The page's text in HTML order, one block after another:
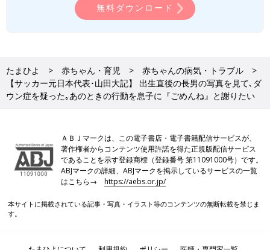
長男は、NICUに入院。退院後、出産した病院に戻り、その病院
の小児科医から染色体検査をすすめられます。
――ダウン症と診断されたときのことについて教えてください。
山田 息子はNICU入院。生後3日目に退院して、妻が入院してい
る総合病院に戻りました。私が車を運転して、妻のお母さんと息
無料ダウンロード
たまひよ 赤ちゃん・育児
赤ちゃんの病気・トラブル
【サッカー元日本代表･山田大記】 出生直後の長男の写真を見て､ダ
ウン症を疑った｡あのときの行動を息子に『ごめんね』と謝りたい
ＡＢＪマークは、この電子書店・電子書籍配信サービスが、
著作権者からコンテンツ使用許諾を得た正規版配信サービス
であることを示す登録商標（登録番号 第11091000号）です。
ABJマークの詳細、ABJマークを掲示しているサービスの一覧
はこちら→https://aebs.or.jp/
本サイトに掲載されている記事・写真・イラスト等のコンテンツの無断転載を禁じま
す。